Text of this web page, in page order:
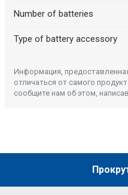
Number of batteries
Type of battery accessory
Информация,
отличаться от самого
сообщите нам об этом,